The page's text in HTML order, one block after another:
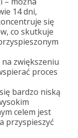
14 dni,
się
co skutkuje
zwiększeniu
proces
bardzo niską
celem jest
przyspieszyć